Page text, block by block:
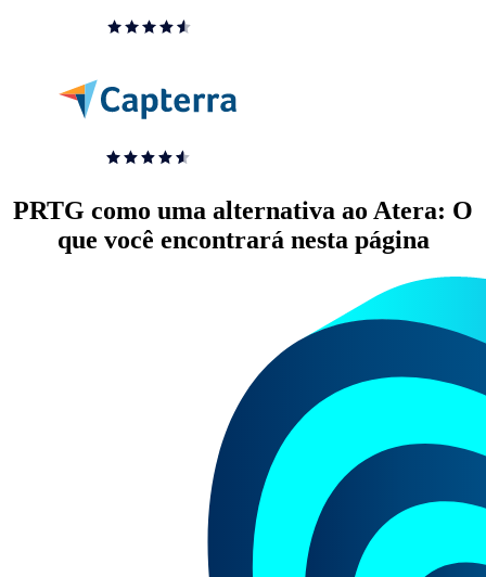
PRTG como uma alternativa ao Atera: O
que você encontrará nesta página